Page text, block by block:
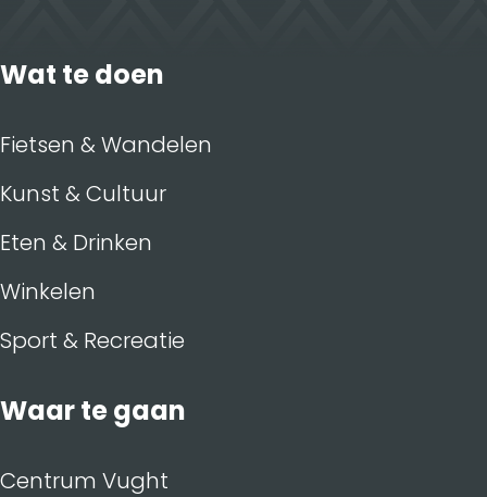
Wat te doen
Fietsen & Wandelen
Kunst & Cultuur
Eten & Drinken
Winkelen
Sport & Recreatie
Waar te gaan
Centrum Vught